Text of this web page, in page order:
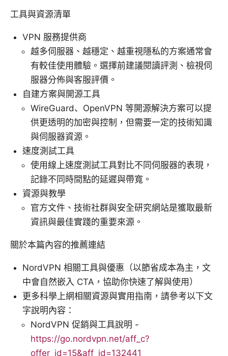
工具與資源清單
VPN 服務提供商
越多伺服器、越穩定、越重視隱私的方案通常會
有較佳使用體驗。選擇前建議閱讀評測、檢視伺
服器分佈與客服評價。
自建方案與開源工具
WireGuard、OpenVPN 等開源解決方案可以提
供更透明的加密與控制，但需要一定的技術知識
與伺服器資源。
速度測試工具
使用線上速度測試工具對比不同伺服器的表現，
記錄不同時間點的延遲與帶寬。
資源與教學
官方文件、技術社群與安全研究網站是獲取最新
資訊與最佳實踐的重要來源。
關於本篇內容的推薦連結
NordVPN 相關工具與優惠（以節省成本為主，文
中會自然嵌入 CTA，協助你快速了解與使用）
更多科學上網相關資源與實用指南，請參考以下文
字說明內容：
NordVPN 促銷與工具說明 -
https://go.nordvpn.net/aff_c?
offer_id=15&aff_id=132441